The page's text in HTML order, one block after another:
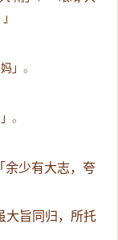
妈」。
」。
「余少有大志，夸
大旨同归，所托